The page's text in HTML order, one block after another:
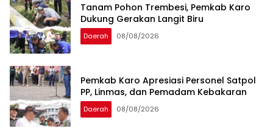
Tanam Pohon Trembesi, Pemkab Karo
Dukung Gerakan Langit Biru
Daerah 08/08/2026
Pemkab Karo Apresiasi Personel Satpol
PP, Linmas, dan Pemadam Kebakaran
Daerah 08/08/2026